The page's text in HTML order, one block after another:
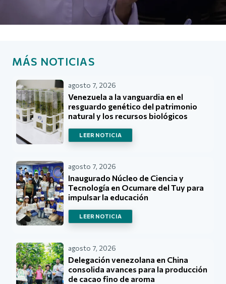
MÁS NOTICIAS
agosto 7, 2026
Venezuela a la vanguardia en el
resguardo genético del patrimonio
natural y los recursos biológicos
LEER NOTICIA
agosto 7, 2026
Inaugurado Núcleo de Ciencia y
Tecnología en Ocumare del Tuy para
impulsar la educación
LEER NOTICIA
agosto 7, 2026
Delegación venezolana en China
consolida avances para la producción
de cacao fino de aroma